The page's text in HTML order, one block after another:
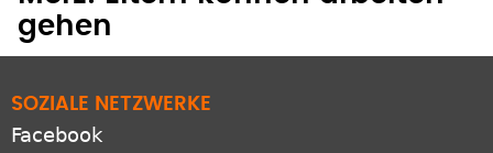
gehen
SOZIALE NETZWERKE
Facebook